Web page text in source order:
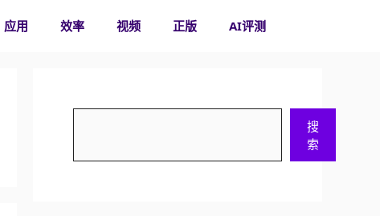
应用 效率 视频 正版 AI评测
搜
索